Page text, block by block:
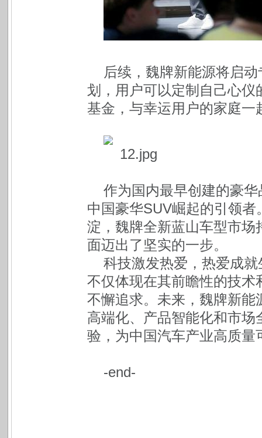
后续，魏牌新能源将启
划，用户可以定制自己心仪
基金，与幸运用户的家庭一
作为国内最早创建的豪
中国豪华SUV崛起的引领
淀，魏牌全新蓝山车型市
面迈出了坚实的一步。
科技激发热爱，热爱成
不仅体现在其前瞻性的技
不懈追求。未来，魏牌新
高端化、产品智能化和市
验，为中国汽车产业高质
-end-